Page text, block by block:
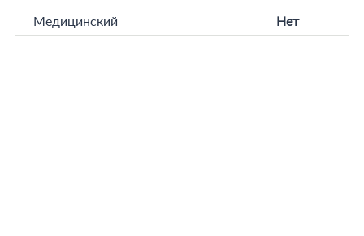
Медицинский
Нет